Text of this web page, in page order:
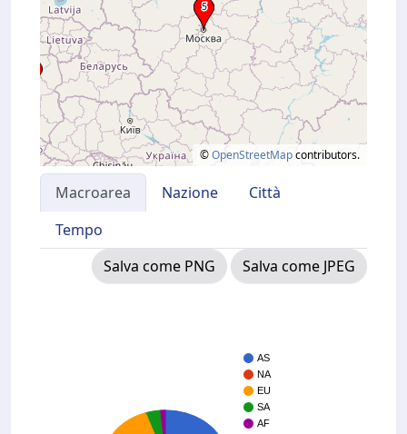
©OpenStreetMapcontributors.
Macroarea Nazione
Città
Tempo
Salva come PNG
Salva come JPEG
AS
NA
EU
SA
AF